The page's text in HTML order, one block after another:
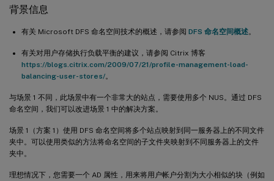
背景信息
有关 Microsoft DFS 命名空间技术的概述，请参阅 DFS 命名空间概述。
有关对用户存储执行负载平衡的建议，请参阅 Citrix 博客
https://blogs.citrix.com/2009/07/21/profile-management-load-
balancing-user-stores/。
与场景 1 不同，此场景中有一个非常大的站点，需要使用多个 NUS。通过 DFS
命名空间，我们可以改进场景 1 中的解决方案。
场景 1（方案 1）使用 DFS 命名空间将多个站点映射到同一服务器上的不同文件
夹中。可以使用类似的方法将命名空间的子文件夹映射到不同服务器上的文件
夹中。
理想情况下，您需要一个 AD 属性，用来将用户帐户分割为大小相似的块（例如